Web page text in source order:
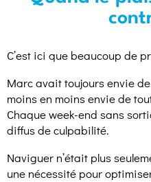
C’est ici que beaucoup de
Marc avait toujours envie
moins en moins envie de
Chaque week-end sans
diffus de culpabilité.
Naviguer n’était plus
une nécessité pour